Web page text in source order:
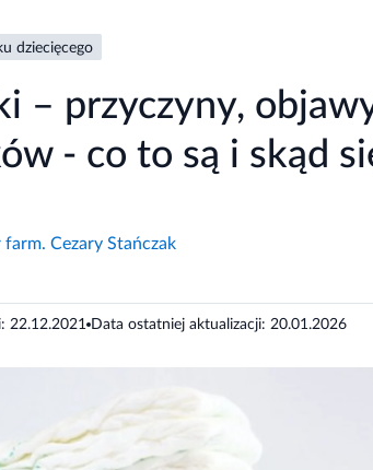
dziecięcego
– przyczyny,
- co to są i skąd
farm. Cezary Stańczak
22.12.2021 Data ostatniej aktualizacji: 20.01.2026